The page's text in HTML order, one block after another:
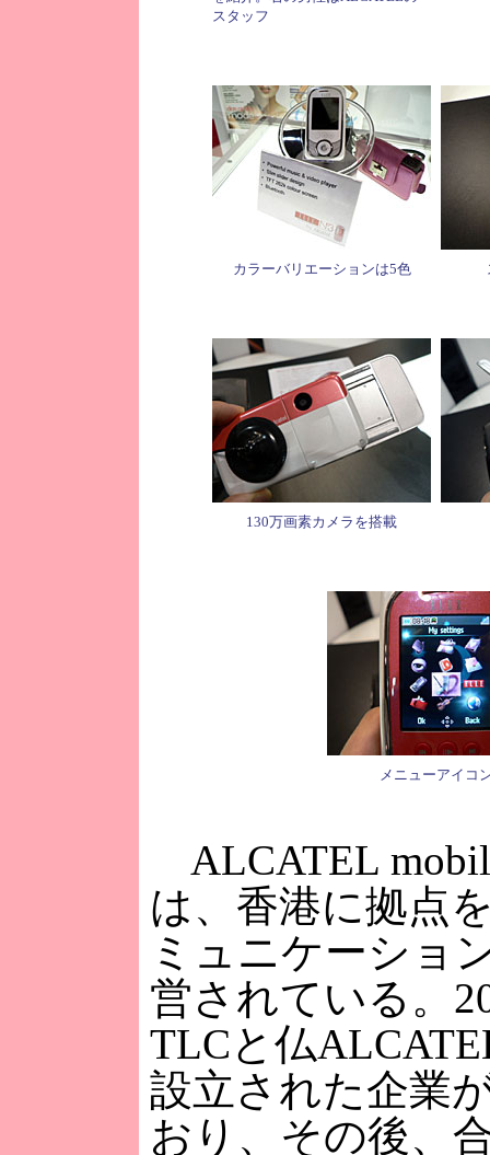
スタッフ
カラーバリエーションは5色
130万画素カメラを搭載
メニューアイコ
ALCATEL
は、香港に拠点
ミュニケーショ
営されている。
TLCと仏
設立された企業
おり、その後、